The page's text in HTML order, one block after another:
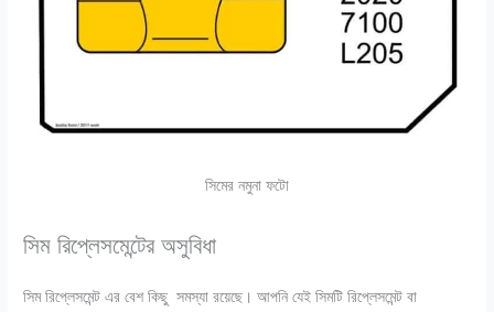
সিমের নমুনা ফটো
সিম রিপ্লেসমেন্টের অসুবিধা
সিম রিপ্লেসমেন্ট এর বেশ কিছু সমস্যা রয়েছে। আপনি যেই সিমটি রিপ্লেসমেন্ট বা